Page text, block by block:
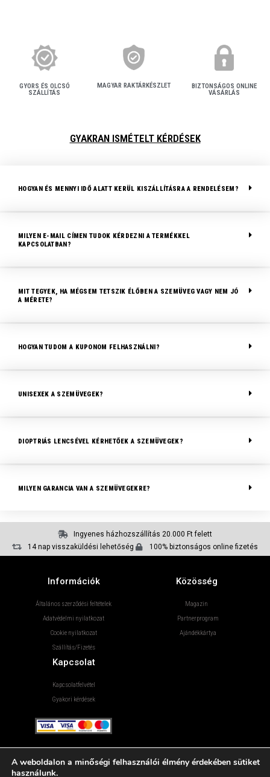
GYORS ÉS OLCSÓ
SZÁLLÍTÁS
MAGYAR RAKTÁRKÉSZLET
BIZTONSÁGOS ONLINE
VÁSÁRLÁS
GYAKRAN ISMÉTELT KÉRDÉSEK
HOGYAN ÉS MENNYI IDŐ ALATT KERÜL KISZÁLLÍTÁSRA A RENDELÉSEM?
MILYEN E-MAIL CÍMEN TUDOK KÉRDEZNI A TERMÉKKEL
KAPCSOLATBAN?
MIT TEGYEK, HA MÉGSEM TETSZIK ÉLŐBEN A SZEMÜVEG VAGY NEM JÓ
A MÉRETE?
HOGYAN TUDOM A KUPONOM FELHASZNÁLNI?
UNISEXEK A SZEMÜVEGEK?
DIOPTRIÁS LENCSÉVEL KÉRHETŐEK A SZEMÜVEGEK?
MILYEN GARANCIA VAN A SZEMÜVEGEKRE?
Ingyenes házhozszállítás 20.000 Ft felett
14 nap visszaküldési lehetőség
100% biztonságos online fizetés
Információk
Általános szerződési feltételek
Adatvédelmi nyilatkozat
Cookie nyilatkozat
Szállítás/Fizetés
Közösség
Magazin
Partnerprogram
Ajándékkártya
Kapcsolat
Kapcsolatfelvétel
Gyakori kérdések
A weboldalon a minőségi felhasználói élmény érdekében sütiket
használunk.